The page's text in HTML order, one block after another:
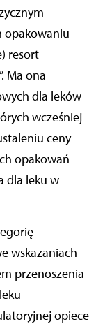
opakowaniu
resort
Ma ona
dla leków
wcześniej
ceny
opakowań
dla leku w
wskazaniach
przenoszenia
opiece